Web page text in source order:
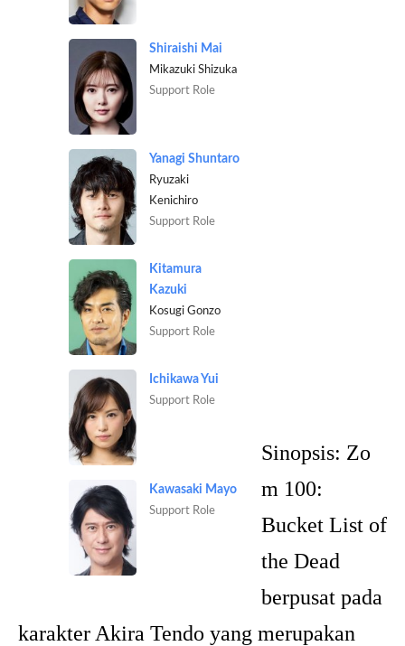
Shiraishi Mai
Mikazuki Shizuka
Support Role
Yanagi Shuntaro
Ryuzaki
Kenichiro
Support Role
Kitamura
Kazuki
Kosugi Gonzo
Support Role
Ichikawa Yui
Support Role
Kawasaki Mayo
Support Role
Sinopsis: Zo
m 100:
Bucket List of
the Dead
berpusat pada
karakter Akira Tendo yang merupakan